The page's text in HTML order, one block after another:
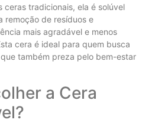
ceras tradicionais, ela é solúvel
remoção de resíduos e
mais agradável e menos
cera é ideal para quem busca
também preza pelo bem-estar
a Cera